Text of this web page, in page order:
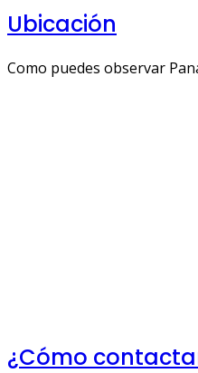
Ubicación
Como puedes observar
¿Cómo